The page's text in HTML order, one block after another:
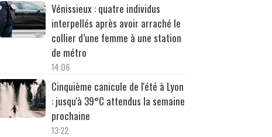
Vénissieux : quatre individus
interpellés après avoir arraché le
collier d’une femme à une station
de métro
14:06
Cinquième canicule de l'été à Lyon
: jusqu'à 39°C attendus la semaine
prochaine
13:22